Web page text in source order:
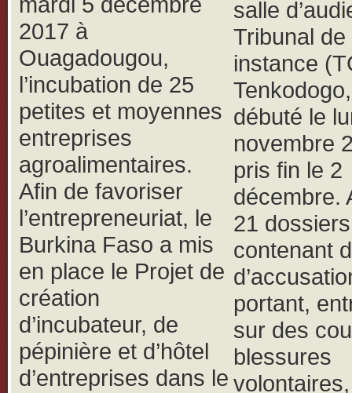
2017 à
Ouagadougou,
l’incubation de 25
petites et moyennes
entreprises
agroalimentaires.
Afin de favoriser
l’entrepreneuriat, le
Burkina Faso a mis
en place le Projet de
création
d’incubateur, de
pépinière et d’hôtel
d’entreprises dans le
salle
Tribunal
instance
débuté le
novembre
pris fin le 2
décembre.
21 dossiers
contenant
portant,
sur des
blessures